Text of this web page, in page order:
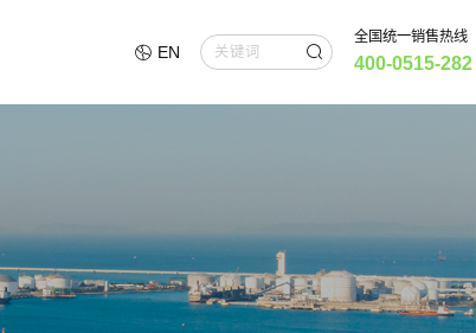
EN
全国统一销售热线
400-0515-282